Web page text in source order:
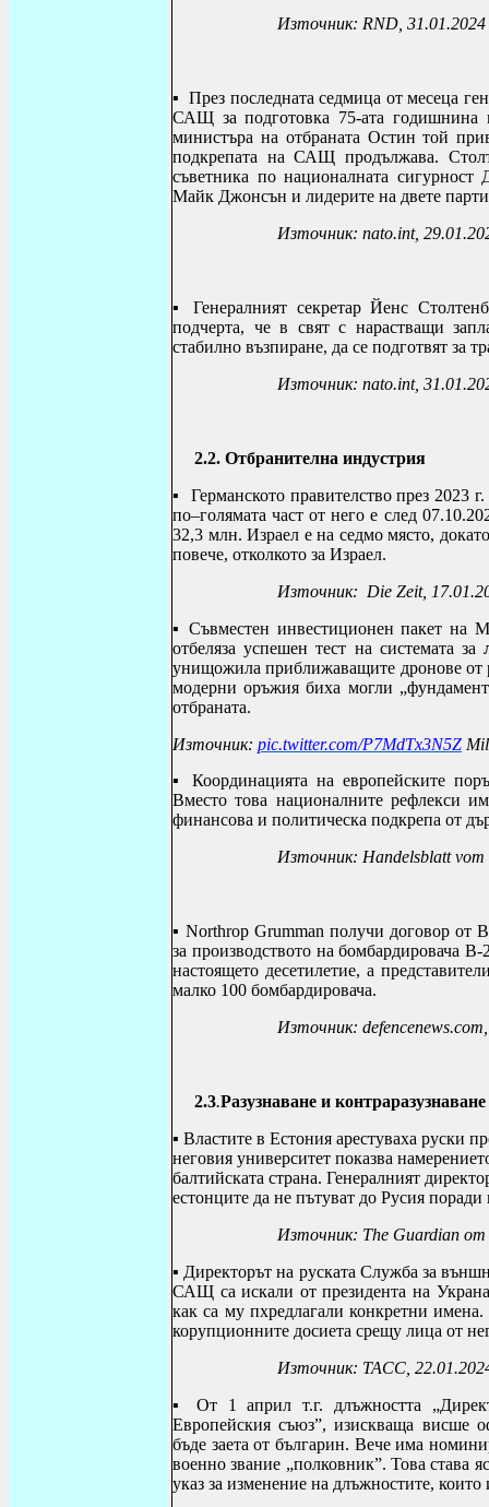
Източник: RND, 31.01.2024
▪ През последната седмица от месеца
САЩ за подготовка 75-ата
министъра на отбраната Остин той
подкрепата на САЩ продължава.
съветника по националната сигурност
Майк Джонсън и лидерите на двете
Източник: nato.int,
▪ Генералният секретар Йенс
подчерта, че в свят с нарастващи
стабилно възпиране, да се подготвят за
Източник: nato.int,
2.2. Отбранителна индустрия
▪ Германското правителство през 2023
по–голямата част от него е след
32,3 млн. Израел е на седмо място,
повече, отколкото за Израел.
Източник: Die Zeit,
▪Съвместен инвестиционен пакет на
отбеляза успешен тест на системата за
унищожила приближаващите дронове от
модерни оръжия биха могли
отбраната.
Източник: pic.twitter.com/P7MdTx3N5Z
▪ Координацията на европейските
Вместо това националните рефлекси
финансова и политическа подкрепа от
Източник: Handelsblatt vom
▪ Northrop Grumman получи договор от
за производството на бомбардировачаB-
настоящето десетилетие, а
малко 100 бомбардировача.
Източник: defencenews.com
2.3.Разузнаване и контраразузнаване
▪ Властите в Естония арестуваха руски
неговия университет показва
балтийската страна. Генералният
естонците да не пътуват до Русия
Източник: The Guardian от
▪ Директорът на руската Служба за
САЩ са искали от президента на
как са му пхредлагали конкретни
корупционните досиета срещу лица от
Източник: ТАСС,
▪ От 1 април т.г. длъжността
Европейския съюз”, изискваща висше
бъде заета от българин. Вече има
военно звание „полковник”. Това става
указ за изменение на длъжностите,